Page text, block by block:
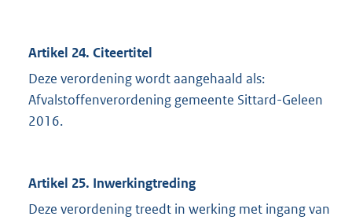
Artikel 24. Citeertitel
Deze verordening wordt aangehaald als:
Afvalstoffenverordening gemeente Sittard-Geleen
2016.
Artikel 25. Inwerkingtreding
Deze verordening treedt in werking met ingang van